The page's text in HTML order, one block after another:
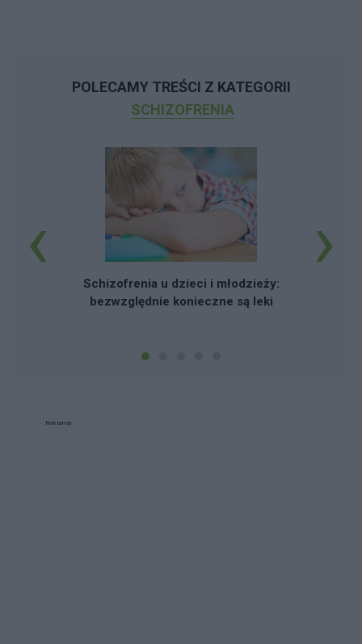
POLECAMY TREŚCI Z KATEGORII
SCHIZOFRENIA
Schizofrenia u dzieci i młodzieży:
bezwzględnie konieczne są leki
‹ ›
Reklama: